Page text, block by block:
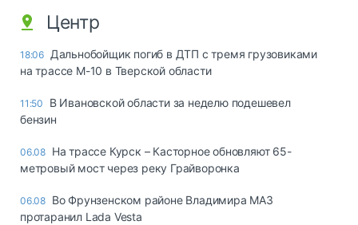
Центр
18:06 Дальнобойщик погиб в ДТП с тремя грузовиками
на трассе М-10 в Тверской области
11:50
В Ивановской области за неделю подешевел
бензин
06.08 На трассе Курск – Касторное обновляют 65-
метровый мост через реку Грайворонка
06.08 Во Фрунзенском районе Владимира МАЗ
протаранил Lada Vesta